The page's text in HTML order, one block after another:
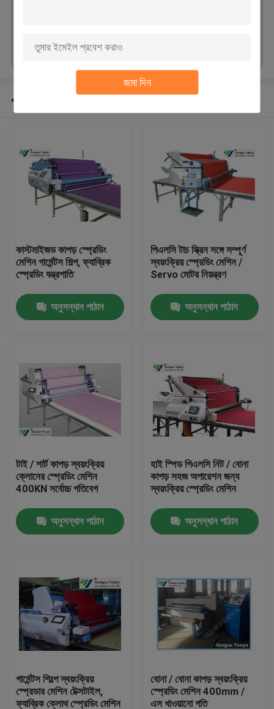
জমা দিন
পণ্য
আমাদের সম্পর্কে
কারখানা ভ্রমণ
মান নিয়ন্ত্রণ
উদ্ধৃতির জন্য আবেদন
হাইড্রোলিক Die কাটন মেশিন
হাইড্রোলিক সুইং আর্ম কাটন মেশিন
প্রস্তাবিত পণ্য
কাস্টমাইজড কাপড় স্প্রেডিং
মেশিন গার্মেন্টস শিল্প, ফ্যাব্রিক
স্প্রেডিং যন্ত্রপাতি
অনুসন্ধান পাঠান
পিএলসি টাচ স্ক্রিন সঙ্গে সম্পূর্ণ
স্বয়ংক্রিয় স্প্রেডিং মেশিন /
Servo মোটর নিয়ন্ত্রণ
অনুসন্ধান পাঠান
টাই / শার্ট কাপড় স্বয়ংক্রিয়
ক্লোনের স্প্রেডিং মেশিন
400KN সর্বোচ্চ গতিবেগ
অনুসন্ধান পাঠান
হাই স্পিড পিএলসি নিট / বোনা
কাপড় সহজ অপারেশন জন্য
স্বয়ংক্রিয় স্প্রেডিং মেশিন
অনুসন্ধান পাঠান
গার্মেন্টস শিল্পে স্বয়ংক্রিয়
স্প্রেডার মেশিন টেক্সটাইল,
ফ্যাব্রিক ক্লোথ স্প্রেডিং মেশিন
বোনা / বোনা কাপড় স্বয়ংক্রিয়
স্প্রেডিং মেশিন 400mm /
এস খাওয়ানো গতি